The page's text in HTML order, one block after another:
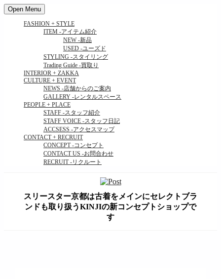
Open Menu
FASHION + STYLE
ITEM -アイテム紹介
NEW-新品
USED -ユーズド
STYLING -スタイリング
Trading Guide -買取り
INTERIOR + ZAKKA
CULTURE + EVENT
NEWS -店舗からのご案内
GALLERY -レンタルスペース
PEOPLE + PLACE
STAFF -スタッフ紹介
STAFF VOICE -スタッフ日記
ACCSESS -アクセスマップ
CONTACT + RECRUIT
CONCEPT-コンセプト
CONTACT US -お問合わせ
RECRUIT-リクルート
スリースター京都は古着をメインにセレクトブラ
ンドも取り扱うKINJIの新コンセプトショップで
す